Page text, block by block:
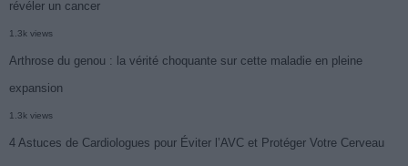
révéler un cancer
1.3k views
Arthrose du genou : la vérité choquante sur cette maladie en pleine
expansion
1.3k views
4 Astuces de Cardiologues pour Éviter l’AVC et Protéger Votre Cerveau